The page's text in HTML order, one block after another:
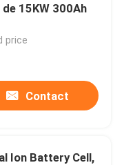
15KW 300Ah
price
Contact
Ion Battery Cell,